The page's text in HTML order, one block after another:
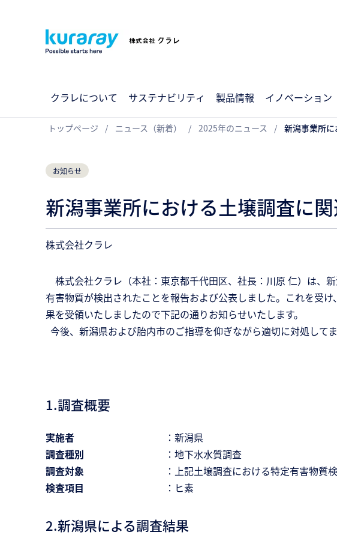
クラレについて サステナビリティ 製品情報 イノベーション
トップページ ニュース（新着） 2025年のニュース 新潟事業所
お知らせ
新潟事業所における土壌調査に
株式会社クラレ
株式会社クラレ（本社：東京都千代田区、社長：川原 仁）は、
有害物質が検出されたことを報告および公表しました。これを受
果を受領いたしましたので下記の通りお知らせいたします。
今後、新潟県および胎内市のご指導を仰ぎながら適切に対処してま
1.調査概要
実施者
：新潟県
調査種別
：地下水水質調査
調査対象
：上記土壌調査における特定有害物質
検査項目
：ヒ素
2.新潟県による調査結果